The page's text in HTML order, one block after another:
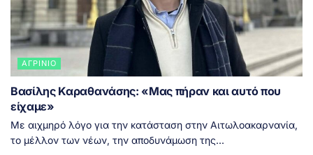
ΑΓΡΊΝΙΟ
Βασίλης Καραθανάσης: «Μας πήραν και αυτό που
είχαμε»
Με αιχμηρό λόγο για την κατάσταση στην Αιτωλοακαρνανία,
το μέλλον των νέων, την αποδυνάμωση της...